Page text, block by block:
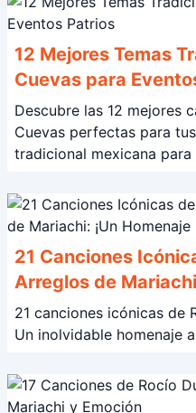
12 Mejores Temas
Cuevas para
Descubre las 12 mejores
Cuevas perfectas para
tradicional mexicana
21 Canciones
Arreglos de
Inolvidable!
21 canciones icónicas de
Un inolvidable homenaje